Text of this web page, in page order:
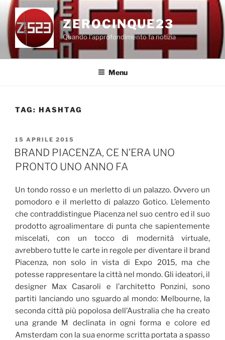
Salta
contenuto
ZEROCINQUE23
Quando l'approfondimento fa notizia
Menu
TAG: HASHTAG
PUBBLICATO
IL
15 APRILE 2015
BRAND PIACENZA, CE N’ERA UNO
PRONTO UNO ANNO FA
Un tondo rosso e un merletto di un palazzo. Ovvero un
pomodoro e il merletto di palazzo Gotico. L’elemento
che contraddistingue Piacenza nel suo centro ed il suo
prodotto agroalimentare di punta che sapientemente
miscelati, con un tocco di modernità virtuale,
avrebbero tutte le carte in regole per diventare il brand
Piacenza, non solo in vista di Expo 2015, ma che
potesse rappresentare la città nel mondo. Gli ideatori, il
designer Max Casaroli e l’architetto Ponzini, sono
partiti lanciando uno sguardo al mondo: Melbourne, la
seconda città più popolosa dell’Australia che ha creato
una grande M declinata in ogni forma e colore ed
Amsterdam con la sua enorme scritta portata a spasso